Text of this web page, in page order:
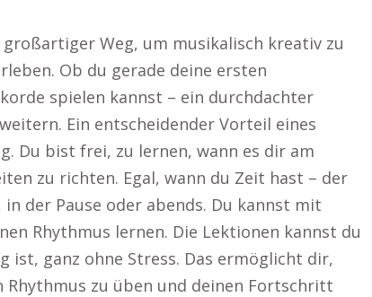
Weg, um musikalisch kreativ zu
Ob du gerade deine ersten
spielen kannst – ein durchdachter
Ein entscheidender Vorteil eines
Du bist frei, zu lernen, wann es dir am
zu richten. Egal, wann du Zeit hast – der
der Pause oder abends. Du kannst mit
Rhythmus lernen. Die Lektionen kannst du
ist, ganz ohne Stress. Das ermöglicht dir,
Rhythmus zu üben und deinen Fortschritt